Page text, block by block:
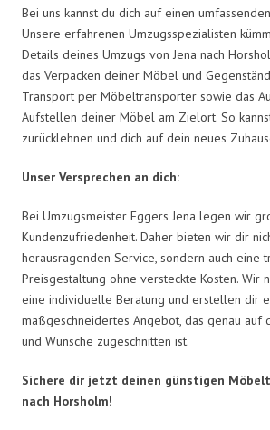
Bei uns kannst du dich auf einen
Unsere erfahrenen Umzugsspezialisten
Details deines Umzugs von Jena nach
das Verpacken deiner Möbel und
Transport per Möbeltransporter sowie das
Aufstellen deiner Möbel am Zielort. So
zurücklehnen und dich auf dein neues
Unser Versprechen an dich:
Bei Umzugsmeister Eggers Jena legen wir
Kundenzufriedenheit. Daher bieten wir dir
herausragenden Service, sondern auch eine
Preisgestaltung ohne versteckte Kosten. Wir
eine individuelle Beratung und erstellen dir
maßgeschneidertes Angebot, das genau auf
und Wünsche zugeschnitten ist.
Sichere dir jetzt deinen günstigen
nach Horsholm!